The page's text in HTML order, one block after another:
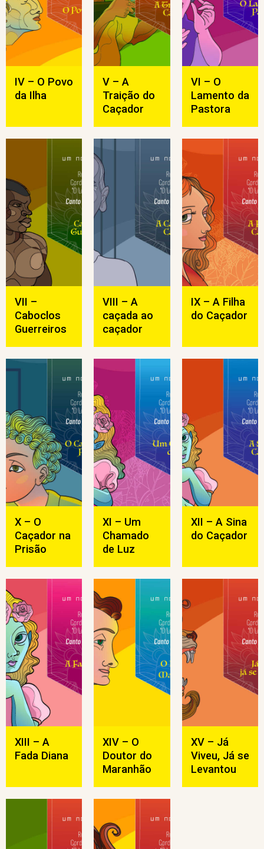
IV – O Povo
da Ilha
V – A
Traição do
Caçador
VI – O
Lamento da
Pastora
VII –
Caboclos
Guerreiros
VIII – A
caçada ao
caçador
IX – A Filha
do Caçador
X – O
Caçador na
Prisão
XI – Um
Chamado
de Luz
XII – A Sina
do Caçador
XIII – A
Fada Diana
XIV – O
Doutor do
Maranhão
XV – Já
Viveu, Já se
Levantou